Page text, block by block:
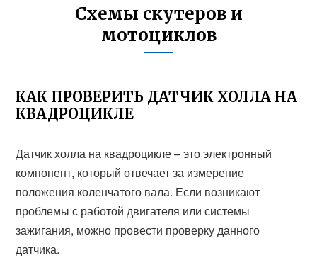
Схемы скутеров и
мотоциклов
КАК ПРОВЕРИТЬ ДАТЧИК ХОЛЛА НА
КВАДРОЦИКЛЕ
Датчик холла на квадроцикле – это электронный
компонент, который отвечает за измерение
положения коленчатого вала. Если возникают
проблемы с работой двигателя или системы
зажигания, можно провести проверку данного
датчика.